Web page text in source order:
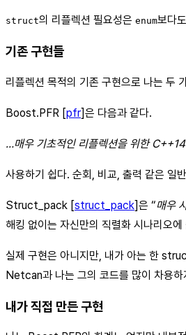
struct의 리플렉션 필요성은 enum보다
기존 구현들
리플렉션 목적의 기존 구현으로 나는 두
Boost.PFR [pfr]은 다음과 같다.
…매우 기초적인 리플렉션을 위한
사용하기 쉽다. 순회, 비교, 출력 같은 일
Struct_pack [struct_pack]은 “매우
해킹 없이는 자신만의 직렬화 시나리오
실제 구현은 아니지만, 내가 아는 한
Netcan과 나는 그의 코드를 많이 차용하
내가 직접 만든 구현